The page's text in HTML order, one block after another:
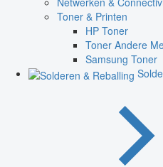
Toner & Printen
HP Toner
Toner Andere
Samsung Toner